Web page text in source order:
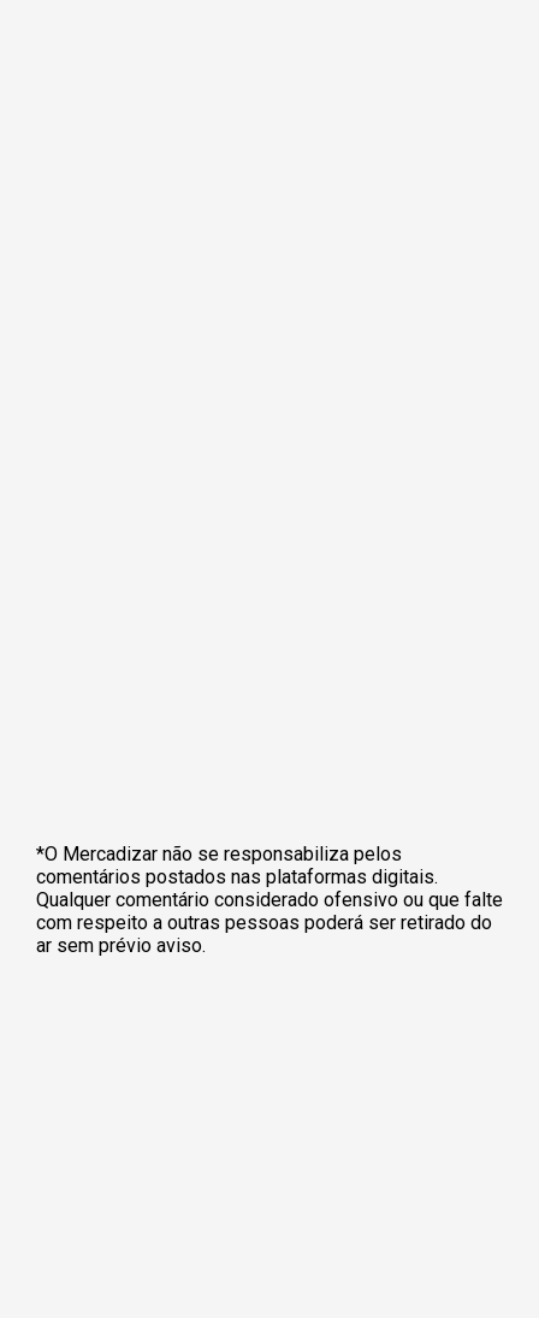
*O Mercadizar não se responsabiliza pelos
comentários postados nas plataformas digitais.
Qualquer comentário considerado ofensivo ou que falte
com respeito a outras pessoas poderá ser retirado do
ar sem prévio aviso.